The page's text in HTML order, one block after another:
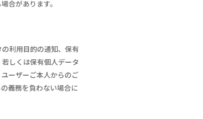
合があります。
利用目的の通知、保有
しくは保有個人データ
ーザーご本人からのご
義務を負わない場合に